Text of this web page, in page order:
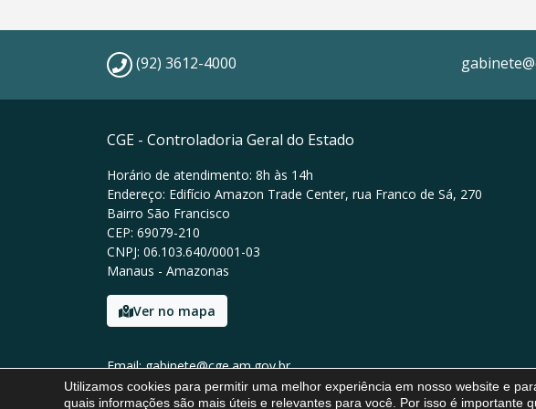
(92) 3612-4000
CGE - Controladoria Geral do Estado
Horário de atendimento: 8h às 14h
Endereço: Edifício Amazon Trade Center, rua Franco de Sá, 270
Bairro São Francisco
CEP: 69079-210
CNPJ: 06.103.640/0001-03
Manaus - Amazonas
Ver no mapa
Email: gabinete@cge.am.gov.br
Tel: (92) 3612-4000
Utilizamos cookies para permitir uma melhor experiência em nosso website e
quais informações são mais úteis e relevantes para você. Por isso é importante